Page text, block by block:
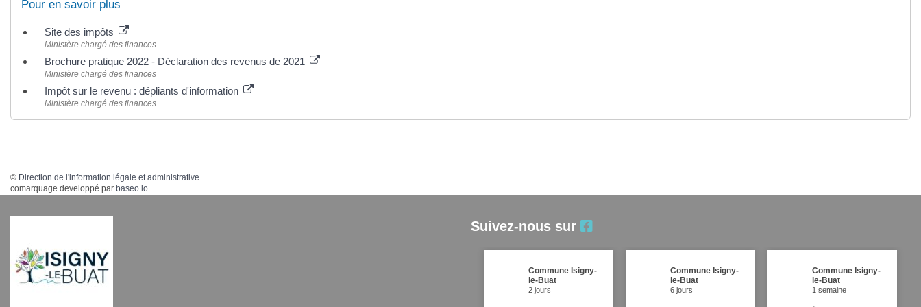
Pour en savoir plus
Site des impôts
Ministère chargé des finances
Brochure pratique 2022 - Déclaration des revenus de 2021
Ministère chargé des finances
Impôt sur le revenu : dépliants d'information
Ministère chargé des finances
© Direction de l'information légale et administrative
comarquage developpé par baseo.io
Suivez-nous sur
Commune Isigny-
le-Buat
2 jours
Commune Isigny-
le-Buat
6 jours
Commune Isigny-
le-Buat
1 semaine